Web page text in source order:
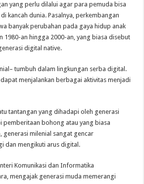
yang perlu dilalui agar para pemuda bisa
kancah dunia. Pasalnya, perkembangan
banyak perubahan pada gaya hidup anak
1980-an hingga 2000-an, yang biasa disebut
digital native.
tumbuh dalam lingkungan serba digital.
menjalankan berbagai aktivitas menjadi
tantangan yang dihadapi oleh generasi
pemberitaan bohong atau yang biasa
generasi milenial sangat gencar
dan mengikuti arus digital.
Komunikasi dan Informatika
mengajak generasi muda memerangi